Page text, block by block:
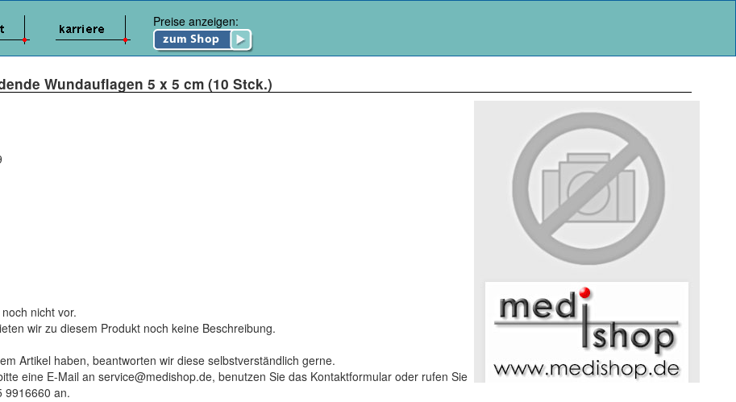
Preise anzeigen:
Wundauflagen 5 x 5 cm (10 Stck.)
nicht vor.
wir zu diesem Produkt noch keine Beschreibung.
Artikel haben, beantworten wir diese selbstverständlich gerne.
eine E-Mail an service@medishop.de, benutzen Sie das Kontaktformular oder rufen Sie
9916660 an.